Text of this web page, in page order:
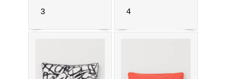
3 4